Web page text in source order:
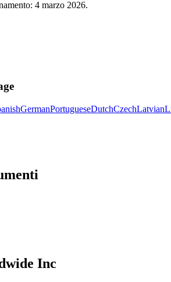
4 marzo 2026.
GermanPortugueseDutchCzechLatvian
Inc